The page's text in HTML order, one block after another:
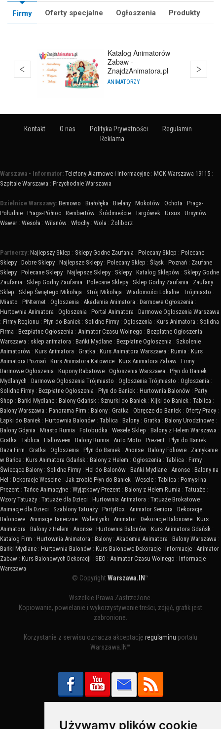
Używamy plików cookie
Firmy Oferty specjalne Ogłoszenia Produkty
Estate Polska
BIURA NIERUCHOMOŚCI
Kontakt O nas Polityka Prywatności
Regulamin
Reklama
Warszawa - Informator: Telefony Alarmowe i Informacyjne : MCK Warszawa 19115 :
Szpitale Warszawa : Przychodnie Warszawa
Dzielnice Warszawy: Bemowo : Białołęka : Bielany : Mokotów : Ochota : Praga-
Południe : Praga-Północ : Rembertów : Śródmieście : Targówek : Ursus : Ursynów :
Wawer : Wesoła : Wilanów : Włochy : Wola : Żoliborz
Partnerzy: Najlepszy Sklep : Sklepy Godne Zaufania : Polecany Sklep : Polecane
Sklepy : Dobre Sklepy : Najlepsze Sklepy : Polecany Sklep : Śląsk : Poznań : Zaufane
Sklepy : Polecane Sklepy : Najlepsze Sklepy : Sklepy : Katalog Sklepów : Sklepy Godne
Zaufania : Sklep Godny Zaufania : Polecane Sklepy : Sklep Godny Zaufania : Zaufany
Sklep : Sklep Świętego Mikołaja : Strój Mikołaja : Wiadomości Lokalne : Trójmiasto :
Miasto : PINternet : Ogłoszenia : Akademia Animatora : Darmowe Ogłoszenia :
Hurtownia Animatora : Ogłoszenia : Portal Animatora : Darmowe Ogłoszenia Warszawa
: Firmy Regionu : Płyn do Baniek : Solidne Firmy : Ogłoszenia : Kurs Animatora : Solidna
Firma : Bezpłatne Ogłoszenia : Animator Czasu Wolnego : Bezpłatne Ogłoszenia
Warszawa : sklep animatora : Bańki Mydlane : Bezpłatne Ogłoszenia : Szkolenie
Animatorów : Kurs Animatora : Gratka : Kurs Animatora Warszawa : Rumia : Kurs
Animatora Poznań : Kurs Animatora Katowice : Kurs Animatora Zabaw : Firmy :
Darmowe Ogłoszenia : Kupony Rabatowe : Ogłoszenia Warszawa : Płyn do Baniek
Mydlanych : Darmowe Ogłoszenia Trójmiasto : Ogłoszenia Trójmiasto : Ogłoszenia :
Solidne Firmy : Bezpłatne Ogłoszenia : Płyn do Baniek : Hurtownia Balonów : Party
Shop : Bańki Mydlane : Balony Gdańsk : Sznurki do Baniek : Kijki do Baniek : Tablica :
Balony Warszawa : Panorama Firm : Balony : Gratka : Obręcze do Baniek : Oferty Pracy :
Łapki do Baniek : Hurtownia Balonów : Tablica : Balony : Gratka : Balony Urodzinowe :
Balony Gdynia : Miasto Rumia : Fotobudka : Wesele Sklep : Balony z Helem Warszawa :
Gratka : Tablica : Halloween : Balony Rumia : Auto Moto : Prezent : Płyn do Baniek :
Baza Firm : Gratka : Ogłoszenia : Płyn do Baniek : Anonse : Balony Foliowe : Zamykanie
w Bańce : Kurs Animatora Gdańsk : Balony z Helem : Ogłoszenia : Tablica : Firmy :
Świecące Balony : Solidne Firmy : Hel do Balonów : Bańki Mydlane : Anonse : Balony na
Hel : Dekoracje Weselne : Jak zrobić Płyn do Baniek : Wesele : Tablica : Pomysł na
Prezent : Tańce Animacyjne : Wyjątkowy Prezent : Balony z Helem Rumia : Tatuaże :
Wzory Tatuaży : Tatuaże dla Dzieci : Hurtownia Animatora : Tatuaże Brokatowe :
Animacje dla Dzieci : Szablony Tatuaży : PartyBox : Animator Seniora : Dekoracje
Balonowe : Animacje Taneczne : Walentynki : Animator : Dekoracje Balonowe : Kurs
Animatora : Balony z Helem : Anonse : Hurtownia Balonów : Kurs Animatora Gdańsk :
Katalog Firm : Hurtownia Animatora : Balony : Akademia Animatora : Balony Warszawa :
Bańki Mydlane : Hurtownia Balonów : Kurs Balonowe Dekoracje : Informacje : Animator
Zabaw : Kurs Balonowych Dekoracji : SEO : Animator Czasu Wolnego : Informacje
Warszawa
© CopyrightWarszawa.IN ™
Wszelkie Prawa Zastrzeżone.
Kopiowanie, powielanie i wykorzystywanie treści, zdjęć, grafik jest
zabronione.
Korzystanie z serwisu oznacza akceptację regulaminu portalu
Warszawa.IN™